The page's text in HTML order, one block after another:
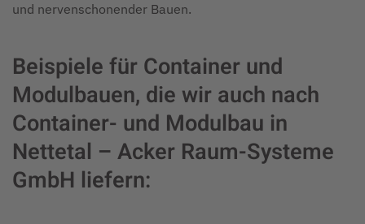
und nervenschonender Bauen.
Beispiele für Container und
Modulbauen, die wir auch nach
Container- und Modulbau in
Nettetal – Acker Raum-Systeme
GmbH liefern: